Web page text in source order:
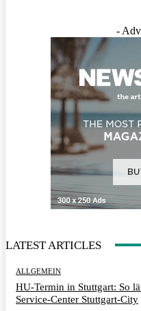
-
LATEST ARTICLES
ALLGEMEIN
HU-Termin in Stuttgart: So
Service-Center Stuttgart-City